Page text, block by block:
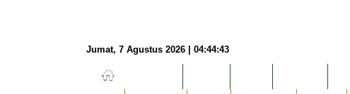
Jumat, 7 Agustus 2026 | 04:44:44